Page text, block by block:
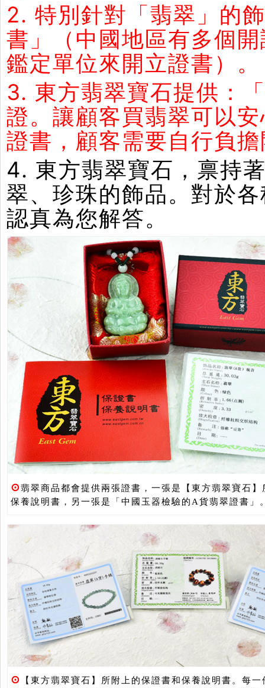
2. 特別針對「翡翠」的
書」（中國地區有多個
鑑定單位來開立證書）。
3. 東方翡翠寶石提供：
證。讓顧客買翡翠可以
證書，顧客需要自行負
4. 東方翡翠寶石，禀持
翠、珍珠的飾品。對於
認真為您解答。
⊙翡翠商品都會提供兩張證書，一張是【東方翡翠寶石
保養說明書，另一張是「中國玉器檢驗的A貨翡翠證書」
⊙
【東方翡翠寶石】所附上的保證書和保養說明書。每